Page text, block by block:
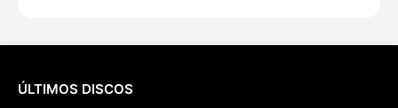
ÚLTIMOS DISCOS